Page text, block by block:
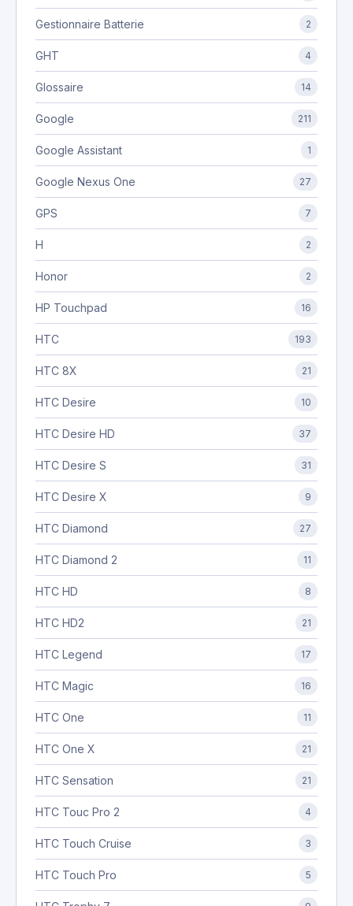
Gestionnaire Batterie 2
GHT 4
Glossaire 14
Google 211
Google Assistant 1
Google Nexus One 27
GPS 7
H 2
Honor 2
HP Touchpad 16
HTC 193
HTC 8X 21
HTC Desire 10
HTC Desire HD 37
HTC Desire S 31
HTC Desire X 9
HTC Diamond 27
HTC Diamond 2 11
HTC HD 8
HTC HD2 21
HTC Legend 17
HTC Magic 16
HTC One 11
HTC One X 21
HTC Sensation 21
HTC Touc Pro 2 4
HTC Touch Cruise 3
HTC Touch Pro 5